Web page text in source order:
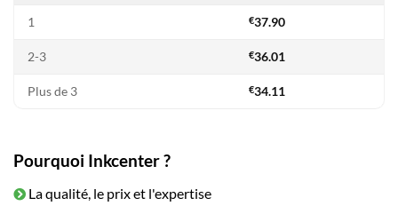
1 €37.90
2-3 €36.01
Plus de 3 €34.11
Pourquoi Inkcenter ?
La qualité, le prix et l'expertise